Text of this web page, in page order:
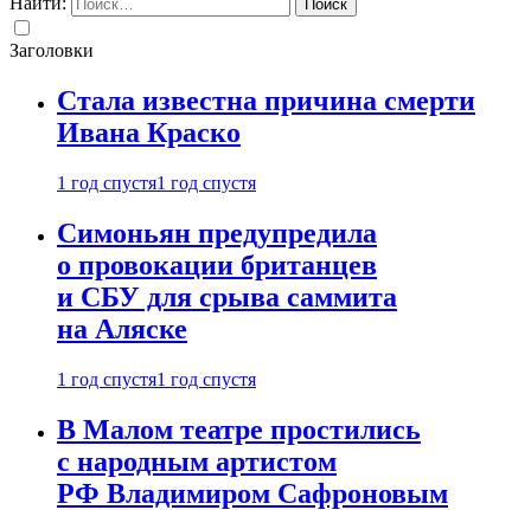
Заголовки
Стала известна причина смерти
Ивана Краско
1 год спустя1 год спустя
Симоньян предупредила
о провокации британцев
и СБУ для срыва саммита
на Аляске
1 год спустя1 год спустя
В Малом театре простились
с народным артистом
РФ Владимиром Сафроновым